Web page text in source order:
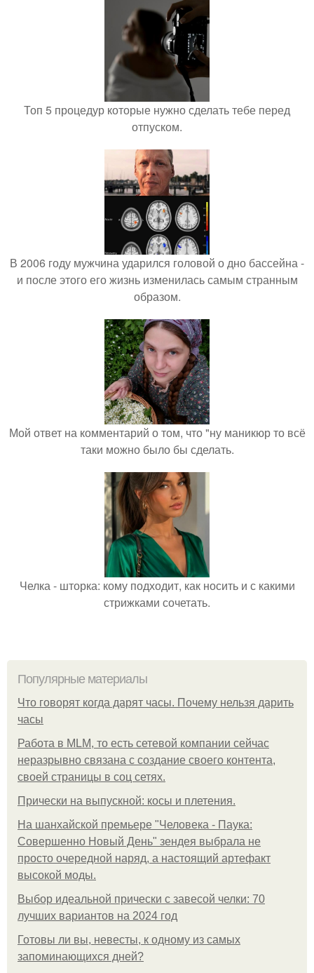
Топ 5 процедур которые нужно сделать тебе перед
отпуском.
В 2006 году мужчина ударился головой о дно бассейна -
и после этого его жизнь изменилась самым странным
образом.
Мой ответ на комментарий о том, что "ну маникюр то всё
таки можно было бы сделать.
Челка - шторка: кому подходит, как носить и с какими
стрижками сочетать.
Популярные материалы
Что говорят когда дарят часы. Почему нельзя дарить
часы
Работа в MLM, то есть сетевой компании сейчас
неразрывно связана с создание своего контента,
своей страницы в соц сетях.
Прически на выпускной: косы и плетения.
На шанхайской премьере "Человека - Паука:
Совершенно Новый День" зендея выбрала не
просто очередной наряд, а настоящий артефакт
высокой моды.
Выбор идеальной прически с завесой челки: 70
лучших вариантов на 2024 год
Готовы ли вы, невесты, к одному из самых
запоминающихся дней?